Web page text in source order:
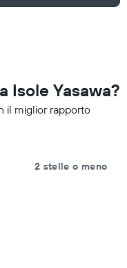
Isole Yasawa?
il miglior rapporto
2 stelle o meno